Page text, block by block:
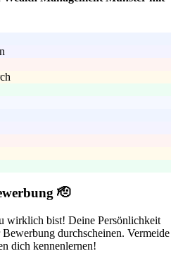
🫡
wirklich bist! Deine Persönlichkeit
durchscheinen. Vermeide
dich kennenlernen!